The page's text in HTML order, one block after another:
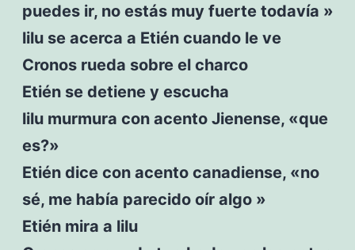
puedes ir, no estás muy fuerte todavía »
lilu se acerca a Etién cuando le ve
Cronos rueda sobre el charco
Etién se detiene y escucha
lilu murmura con acento Jienense, «que
es?»
Etién dice con acento canadiense, «no
sé, me había parecido oír algo »
Etién mira a lilu